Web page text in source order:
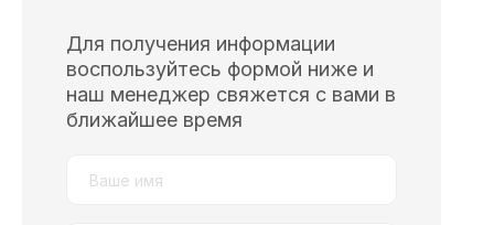
Для получения информации
воспользуйтесь формой ниже и
наш менеджер свяжется с вами в
ближайшее время